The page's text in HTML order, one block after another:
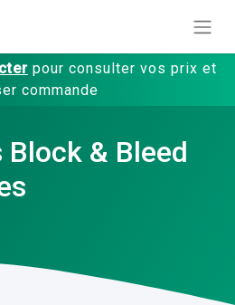
pour consulter vos prix et
commande
Block & Bleed